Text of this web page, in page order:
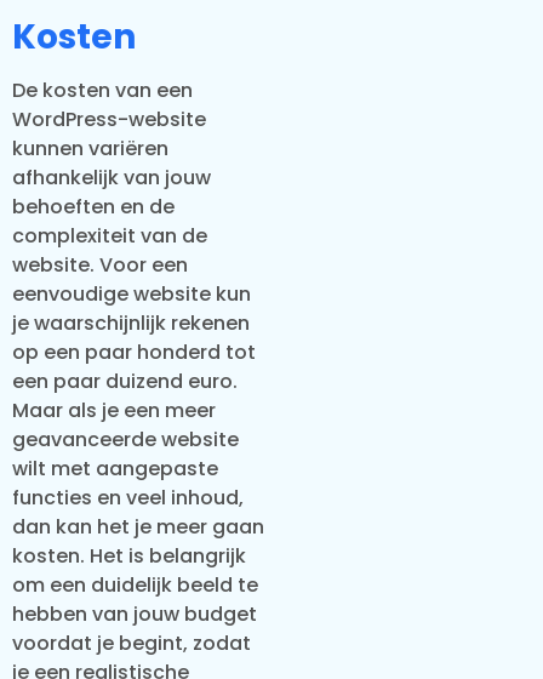
Kosten
De kosten van een
WordPress-website
kunnen variëren
afhankelijk van jouw
behoeften en de
complexiteit van de
website. Voor een
eenvoudige website kun
je waarschijnlijk rekenen
op een paar honderd tot
een paar duizend euro.
Maar als je een meer
geavanceerde website
wilt met aangepaste
functies en veel inhoud,
dan kan het je meer gaan
kosten. Het is belangrijk
om een duidelijk beeld te
hebben van jouw budget
voordat je begint, zodat
je een realistische